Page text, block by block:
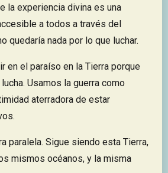
la experiencia divina es una
a todos a través del
quedaría nada por lo que luchar.
en el paraíso en la Tierra porque
Usamos la guerra como
aterradora de estar
paralela. Sigue siendo esta Tierra,
mismos océanos, y la misma